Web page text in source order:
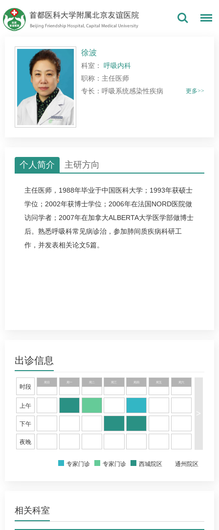
徐波
科室： 呼吸内科
职称：主任医师
专长：呼吸系统感染性疾病
更多>>
个人简介 主研方向
主任医师，1988年毕业于中国医科大学；1993年获硕士
学位；2002年获博士学位；2006年在法国NORD医院做
访问学者；2007年在加拿大ALBERTA大学医学部做博士
后。熟悉呼吸科常见病诊治，参加肺间质疾病科研工
作，并发表相关论文5篇。
出诊信息
时段
上午
下午
夜晚
周日 周一 周三 周四 周五 周六
>
专家门诊 专家门诊 西城院区 通州院区
相关科室